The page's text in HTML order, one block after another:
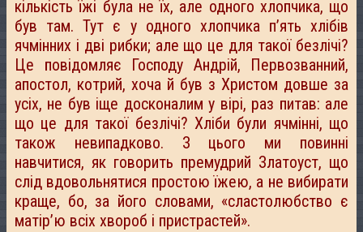
кількість їжі була не їх, але одного хлопчика, що
був там. Тут є у одного хлопчика п’ять хлібів
ячмінних і дві рибки; але що це для такої безлічі?
Це повідомляє Господу Андрій, Первозванний,
апостол, котрий, хоча й був з Христом довше за
усіх, не був іще досконалим у вірі, раз питав: але
що це для такої безлічі? Хліби були ячмінні, що
також невипадково. З цього ми повинні
навчитися, як говорить премудрий Златоуст, що
слід вдовольнятися простою їжею, а не вибирати
краще, бо, за його словами, «сластолюбство є
матір’ю всіх хвороб і пристрастей».